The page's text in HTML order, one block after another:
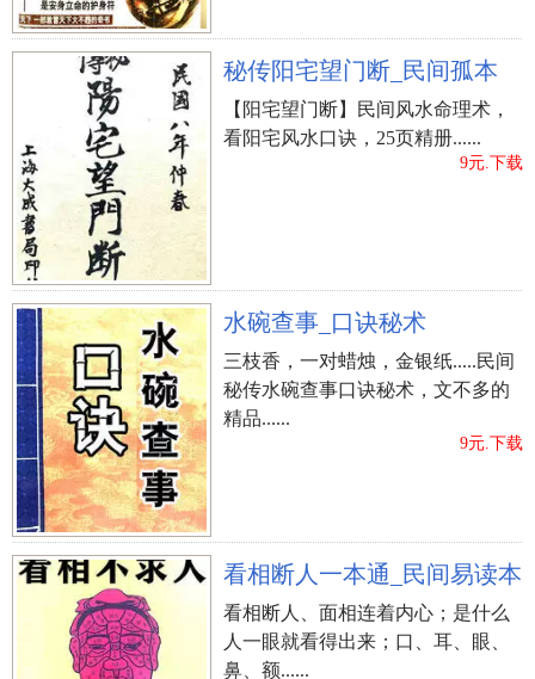
秘传阳宅望门断_民间孤本
【阳宅望门断】民间风水命理术，
看阳宅风水口诀，25页精册......
9元.下载
水碗查事_口诀秘术
三枝香，一对蜡烛，金银纸.....民间
秘传水碗查事口诀秘术，文不多的
精品......
9元.下载
看相断人一本通_民间易读本
看相断人、面相连着内心；是什么
人一眼就看得出来；口、耳、眼、
鼻、额......